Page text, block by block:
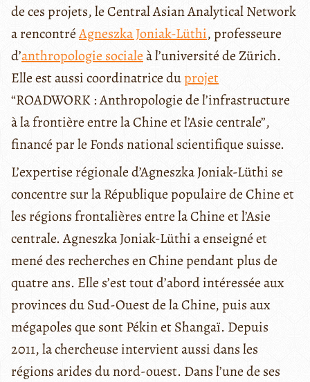
de ces projets, le Central Asian Analytical Network
a rencontréAgneszka Joniak-Lüthi, professeure
d’anthropologie socialeà l’université de Zürich.
Elle est aussi coordinatrice duprojet
“ROADWORK : Anthropologie de l’infrastructure
à la frontière entre la Chine et l’Asie centrale”,
financé par le Fonds national scientifique suisse.
L’expertise régionale d’Agneszka Joniak-Lüthi se
concentre sur la République populaire de Chine et
les régions frontalières entre la Chine et l’Asie
centrale. Agneszka Joniak-Lüthi a enseigné et
mené des recherches en Chine pendant plus de
quatre ans. Elle s’est tout d’abord intéressée aux
provinces du Sud-Ouest de la Chine, puis aux
mégapoles que sont Pékin et Shangaï. Depuis
2011, la chercheuse intervient aussi dans les
régions arides du nord-ouest. Dans l’une de ses